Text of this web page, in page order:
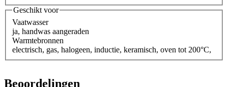
Geschikt voor
Vaatwasser
ja, handwas aangeraden
Warmtebronnen
electrisch, gas, halogeen, inductie, keramisch, oven tot 200°C,
Beoordelingen